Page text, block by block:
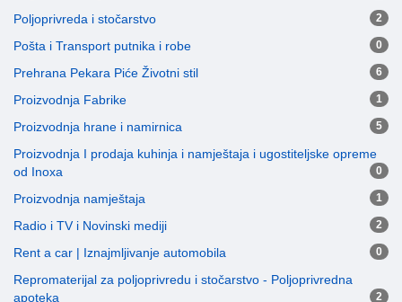
Poljoprivreda i stočarstvo 2
Pošta i Transport putnika i robe 0
Prehrana Pekara Piće Životni stil 6
Proizvodnja Fabrike 1
Proizvodnja hrane i namirnica 5
Proizvodnja I prodaja kuhinja i namještaja i ugostiteljske opreme
od Inoxa
0
Proizvodnja namještaja 1
Radio i TV i Novinski mediji 2
Rent a car | Iznajmljivanje automobila 0
Repromaterijal za poljoprivredu i stočarstvo - Poljoprivredna
apoteka
2